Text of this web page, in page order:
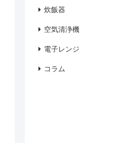
炊飯器
空気清浄機
電子レンジ
コラム